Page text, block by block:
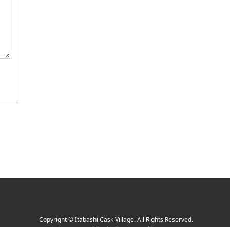
Copyright©Itabashi Cask Village. All Rights Reserved.